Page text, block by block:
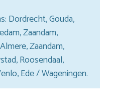
Dordrecht, Gouda,
Zaandam,
Zaandam,
Roosendaal,
Ede / Wageningen.